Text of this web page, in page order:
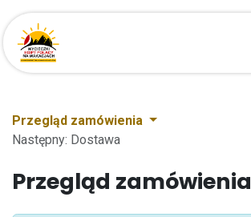
Przejdź do zawartości
Przegląd zamówienia
Następny: Dostawa
Przegląd zamówienia